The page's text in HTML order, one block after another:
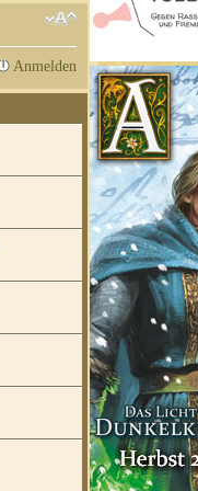
Anmelden